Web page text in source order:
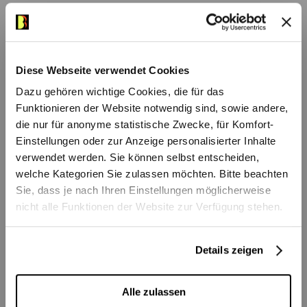
Diese Webseite verwendet Cookies
Dazu gehören wichtige Cookies, die für das
Funktionieren der Website notwendig sind, sowie andere,
die nur für anonyme statistische Zwecke, für Komfort-
Einstellungen oder zur Anzeige personalisierter Inhalte
verwendet werden. Sie können selbst entscheiden,
welche Kategorien Sie zulassen möchten. Bitte beachten
Sie, dass je nach Ihren Einstellungen möglicherweise
nicht alle Funktionen der Website zur Verfügung stehen.
Details zeigen
Alle zulassen
«Wolferl» jedoch pflegt Grimaud eine ganz
besondere Beziehung: zu Wolfgang
zwanzig!) Klavierkonzerten, das Mozart in
Moll komponiert hat. In seiner emotionalen
Tiefe und Abkehr von gängigen
Unterhaltungsidealen gilt es als ein
Wendepunkt in Mozarts Schaffen und übte
auf nachfolgende Komponist*innen wie
etwa Beethoven grossen Einfluss aus. Wie
Mozart war auch Gustav Mahler seiner Zeit
und ihrem Spiel mit emotionalen
Bühnen Bern·Audioeinführung: 2. Symphoniekonzert
Das könnte Ihnen auch
Saisonauftakt Berner